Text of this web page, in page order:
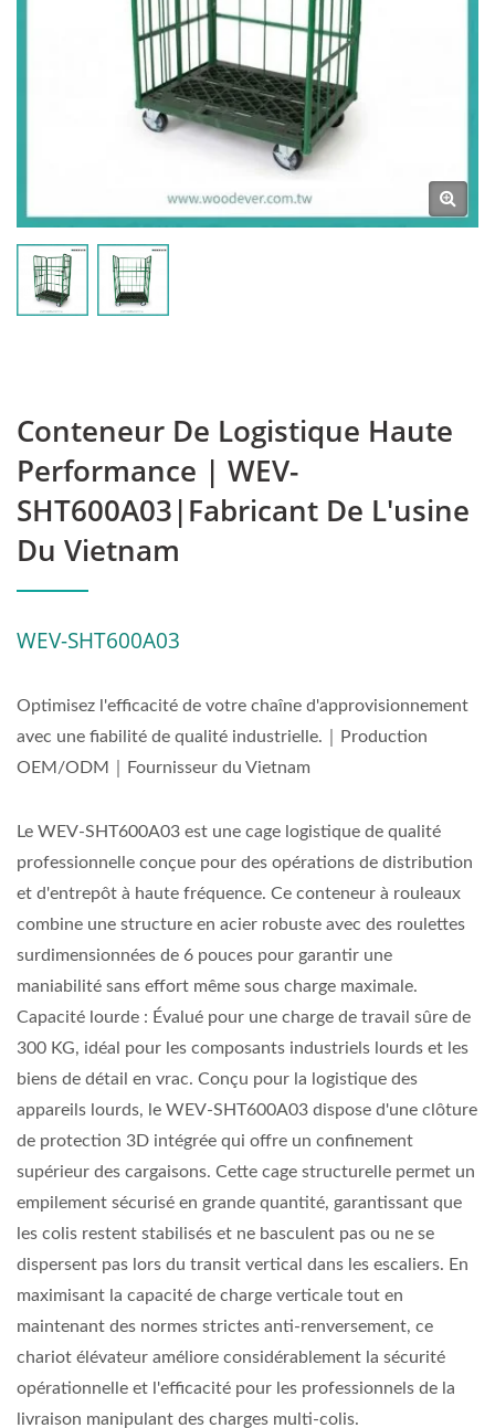
Conteneur De Logistique Haute
Performance | WEV-
SHT600A03|Fabricant De L'usine
Du Vietnam
WEV-SHT600A03
Optimisez l'efficacité de votre chaîne d'approvisionnement
avec une fiabilité de qualité industrielle.｜Production
OEM/ODM｜Fournisseur du Vietnam
Le WEV-SHT600A03 est une cage logistique de qualité
professionnelle conçue pour des opérations de distribution
et d'entrepôt à haute fréquence. Ce conteneur à rouleaux
combine une structure en acier robuste avec des roulettes
surdimensionnées de 6 pouces pour garantir une
maniabilité sans effort même sous charge maximale.
Capacité lourde : Évalué pour une charge de travail sûre de
300 KG, idéal pour les composants industriels lourds et les
biens de détail en vrac. Conçu pour la logistique des
appareils lourds, le WEV-SHT600A03 dispose d'une clôture
de protection 3D intégrée qui offre un confinement
supérieur des cargaisons. Cette cage structurelle permet un
empilement sécurisé en grande quantité, garantissant que
les colis restent stabilisés et ne basculent pas ou ne se
dispersent pas lors du transit vertical dans les escaliers. En
maximisant la capacité de charge verticale tout en
maintenant des normes strictes anti-renversement, ce
chariot élévateur améliore considérablement la sécurité
opérationnelle et l'efficacité pour les professionnels de la
livraison manipulant des charges multi-colis.